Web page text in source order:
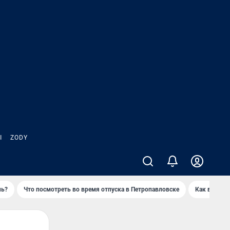
ZODY
Что посмотреть во время отпуска в Петропавловске Как